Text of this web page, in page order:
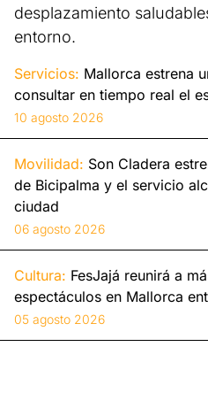
desplazamiento
entorno.
Servicios: Mallorca estrena
consultar en tiempo real el
10 agosto 2026
Movilidad: Son Cladera
de Bicipalma y el servicio
ciudad
06 agosto 2026
Cultura: FesJajá reunirá a
espectáculos en Mallorca
05 agosto 2026